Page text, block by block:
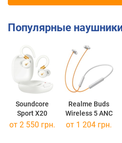
Популярные
Soundcore
Sport X20
Realme Buds
Wireless 5 ANC
от 2 550 грн. от 1 204 грн.